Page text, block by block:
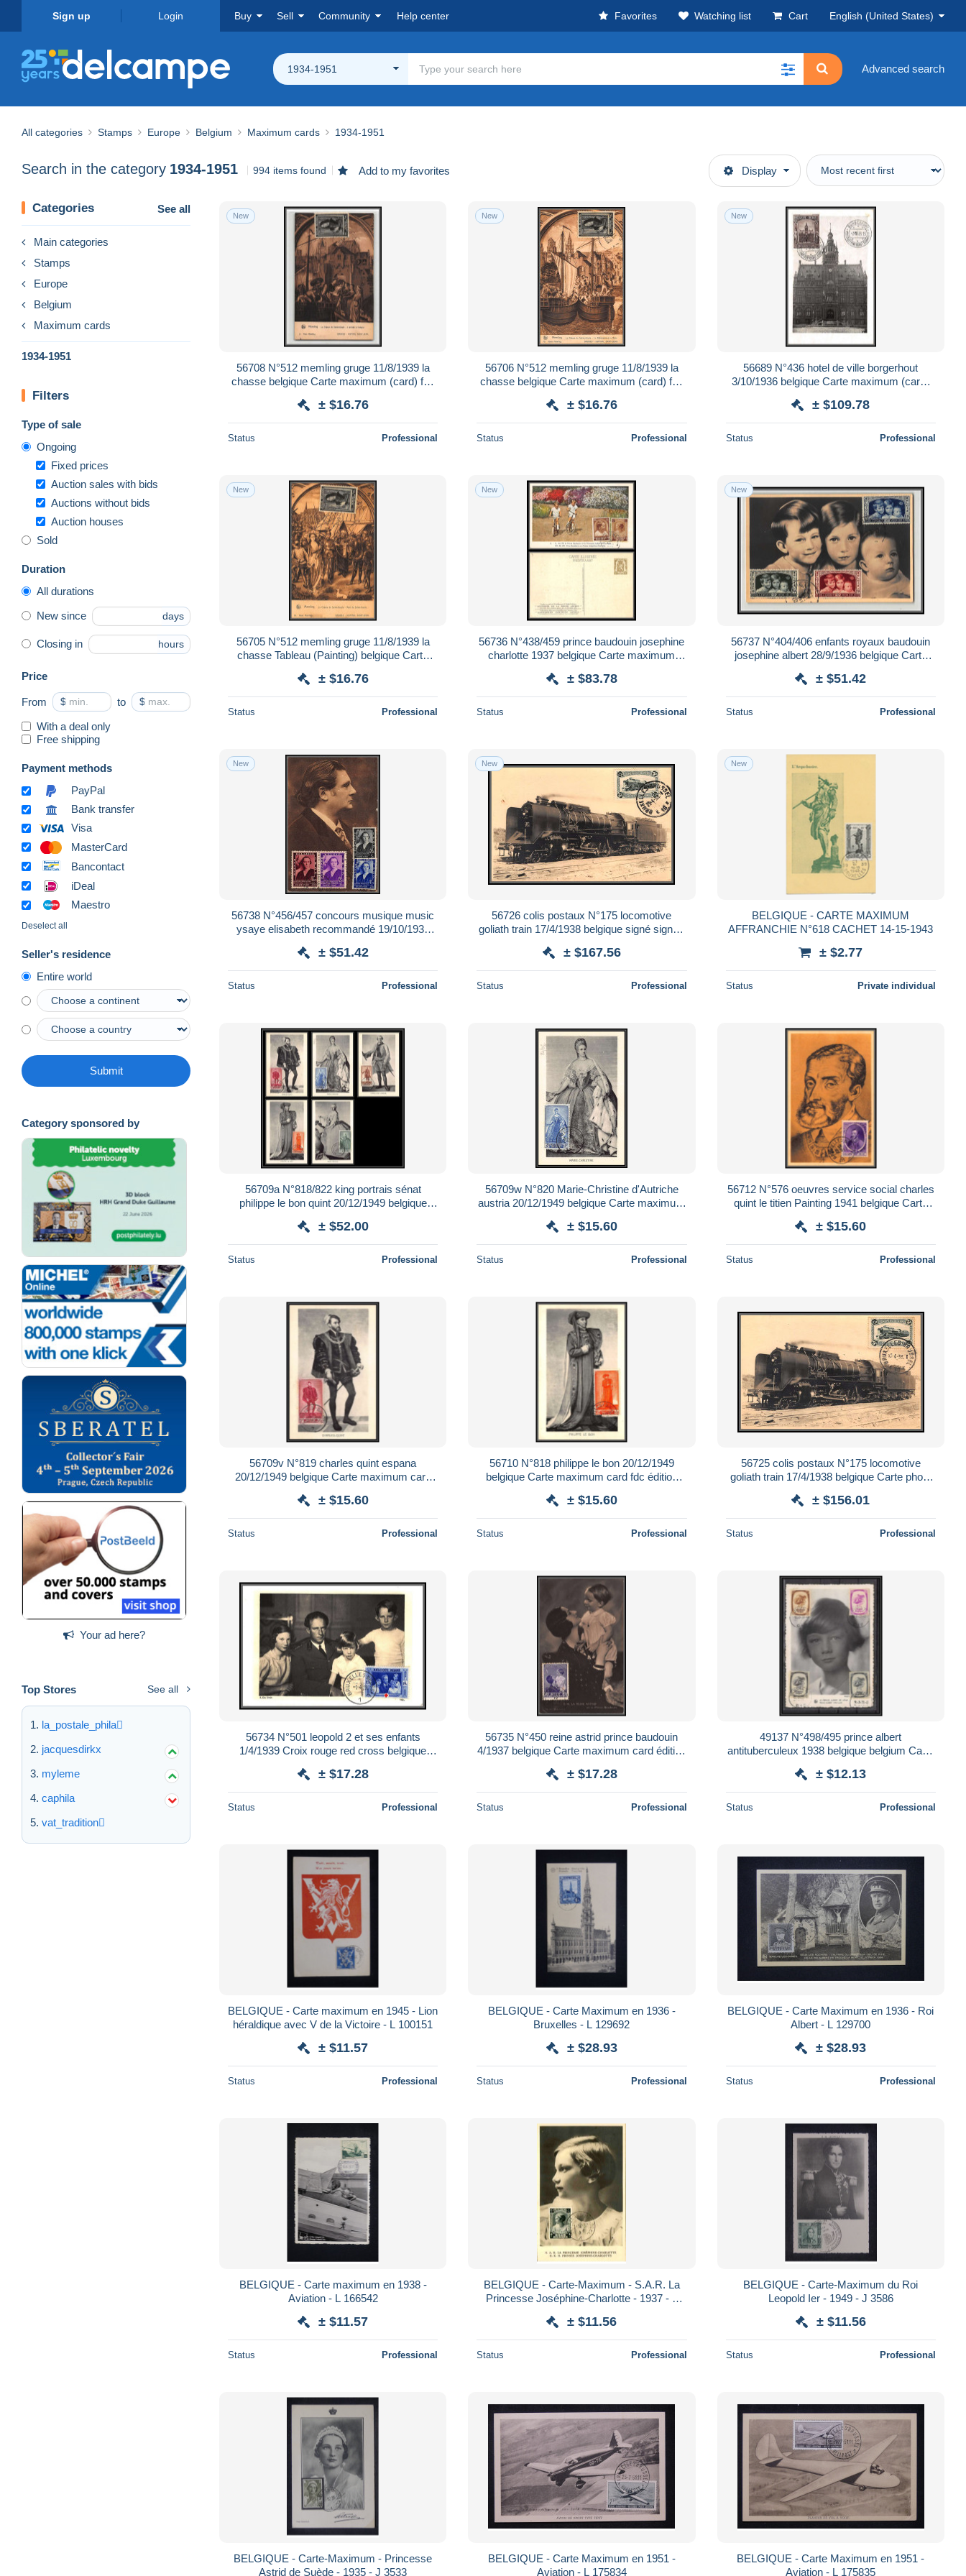
Sign up Login Buy Sell Community Help center Favorites Watching list Cart English (United States)
1934-1951 Advanced search
All categories Stamps Europe Belgium Maximum cards 1934-1951
Search in the category 1934-1951 994 items found Add to my favorites Display
Categories See all
Main categories
Stamps
Europe
Belgium
Maximum cards
1934-1951
Filters
Type of sale
Ongoing
Fixed prices
Auction sales with bids
Auctions without bids
Auction houses
Sold
Duration
All durations
New since days
Closing in hours
Price
From $ to $
With a deal only
Free shipping
Payment methods
PayPal
Bank transfer
Visa
MasterCard
Bancontact
iDeal
Maestro
Deselect all
Seller's residence
Entire world
Submit
Category sponsored by
Your ad here?
Top Stores See all
la_postale_phila
jacquesdirkx
myleme
caphila
vat_tradition
New
56708 N°512 memling gruge 11/8/1939 la
chasse belgique Carte maximum (card) fdc
± $16.76
Status Professional
New
56706 N°512 memling gruge 11/8/1939 la
chasse belgique Carte maximum (card) fdc
± $16.76
Status Professional
New
56689 N°436 hotel de ville borgerhout
3/10/1936 belgique Carte maximum (card)
± $109.78
Status Professional
New
56705 N°512 memling gruge 11/8/1939 la
chasse Tableau (Painting) belgique Carte
± $16.76
Status Professional
New
56736 N°438/459 prince baudouin josephine
charlotte 1937 belgique Carte maximum
± $83.78
Status Professional
New
56737 N°404/406 enfants royaux baudouin
josephine albert 28/9/1936 belgique Carte
± $51.42
Status Professional
New
56738 N°456/457 concours musique music
ysaye elisabeth recommandé 19/10/1937
± $51.42
Status Professional
New
56726 colis postaux N°175 locomotive
goliath train 17/4/1938 belgique signé signed
± $167.56
Status Professional
New
BELGIQUE - CARTE MAXIMUM
AFFRANCHIE N°618 CACHET 14-15-1943
± $2.77
Status Private individual
56709a N°818/822 king portrais sénat
philippe le bon quint 20/12/1949 belgique
± $52.00
Status Professional
56709w N°820 Marie-Christine d'Autriche
austria 20/12/1949 belgique Carte maximum
± $15.60
Status Professional
56712 N°576 oeuvres service social charles
quint le titien Painting 1941 belgique Carte
± $15.60
Status Professional
56709v N°819 charles quint espana
20/12/1949 belgique Carte maximum card
± $15.60
Status Professional
56710 N°818 philippe le bon 20/12/1949
belgique Carte maximum card fdc édition
± $15.60
Status Professional
56725 colis postaux N°175 locomotive
goliath train 17/4/1938 belgique Carte photo
± $156.01
Status Professional
56734 N°501 leopold 2 et ses enfants
1/4/1939 Croix rouge red cross belgique
± $17.28
Status Professional
56735 N°450 reine astrid prince baudouin
4/1937 belgique Carte maximum card édition
± $17.28
Status Professional
49137 N°498/495 prince albert
antituberculeux 1938 belgique belgium Carte
± $12.13
Status Professional
BELGIQUE - Carte maximum en 1945 - Lion
héraldique avec V de la Victoire - L 100151
± $11.57
Status Professional
BELGIQUE - Carte Maximum en 1936 -
Bruxelles - L 129692
± $28.93
Status Professional
BELGIQUE - Carte Maximum en 1936 - Roi
Albert - L 129700
± $28.93
Status Professional
BELGIQUE - Carte maximum en 1938 -
Aviation - L 166542
± $11.57
Status Professional
BELGIQUE - Carte-Maximum - S.A.R. La
Princesse Joséphine-Charlotte - 1937 - J
± $11.56
Status Professional
BELGIQUE - Carte-Maximum du Roi
Leopold Ier - 1949 - J 3586
± $11.56
Status Professional
BELGIQUE - Carte-Maximum - Princesse
Astrid de Suède - 1935 - J 3533
BELGIQUE - Carte Maximum en 1951 -
Aviation - L 175834
BELGIQUE - Carte Maximum en 1951 -
Aviation - L 175835